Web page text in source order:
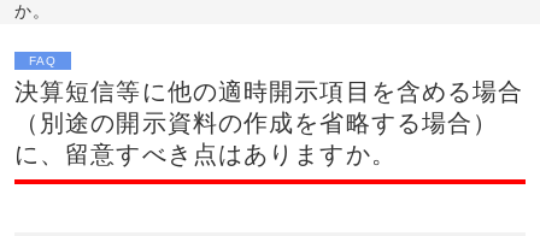
か。
FAQ
決算短信等に他の適時開示項目を含める場合
（別途の開示資料の作成を省略する場合）
に、留意すべき点はありますか。